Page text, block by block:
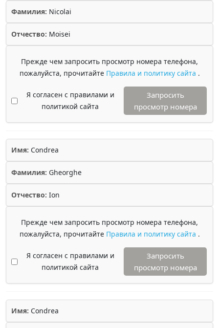
Фамилия: Nicolai
Отчество: Moisei
Прежде чем запросить просмотр номера телефона,
пожалуйста, прочитайте Правила и политику сайта .
Я согласен с правилами и
политикой сайта
Запросить
просмотр номера
Имя: Condrea
Фамилия: Gheorghe
Отчество: Ion
Прежде чем запросить просмотр номера телефона,
пожалуйста, прочитайте Правила и политику сайта .
Я согласен с правилами и
политикой сайта
Запросить
просмотр номера
Имя: Condrea